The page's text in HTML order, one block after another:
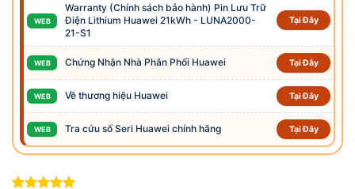
WEB
Warranty (Chính sách bảo hành) Pin Lưu Trữ
Điện Lithium Huawei 21kWh - LUNA2000-
21-S1
Tại Đây
WEB Chứng Nhận Nhà Phân Phối Huawei Tại Đây
WEB Về thương hiệu Huawei Tại Đây
WEB Tra cứu số Seri Huawei chính hãng Tại Đây